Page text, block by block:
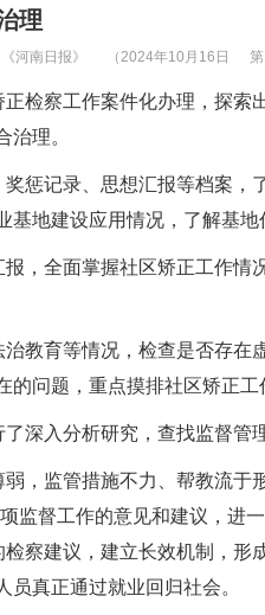
理
《河南日报》 （2024年10月16日 第
察工作案件化办理，探索
理。
记录、思想汇报等档案，
地建设应用情况，了解基地
全面掌握社区矫正工作情
育等情况，检查是否存在
问题，重点摸排社区矫正工
入分析研究，查找监督管
监管措施不力、帮教流于
监督工作的意见和建议，
察建议，建立长效机制，
真正通过就业回归社会。